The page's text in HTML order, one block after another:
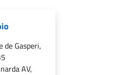
de Gasperi,
AV,